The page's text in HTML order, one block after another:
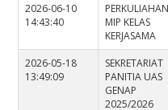
2026-06-10
14:43:40
PERKULIAHAN
MIP KELAS
KERJASAMA
2026-05-18
13:49:09
SEKRETARIAT
PANITIA UAS
GENAP
2025/2026